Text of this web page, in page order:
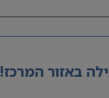
באזור המרכז!